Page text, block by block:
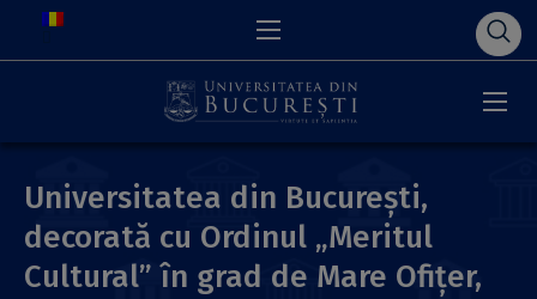
Universitatea din București,
decorată cu Ordinul „Meritul
Cultural” în grad de Mare Ofițer,